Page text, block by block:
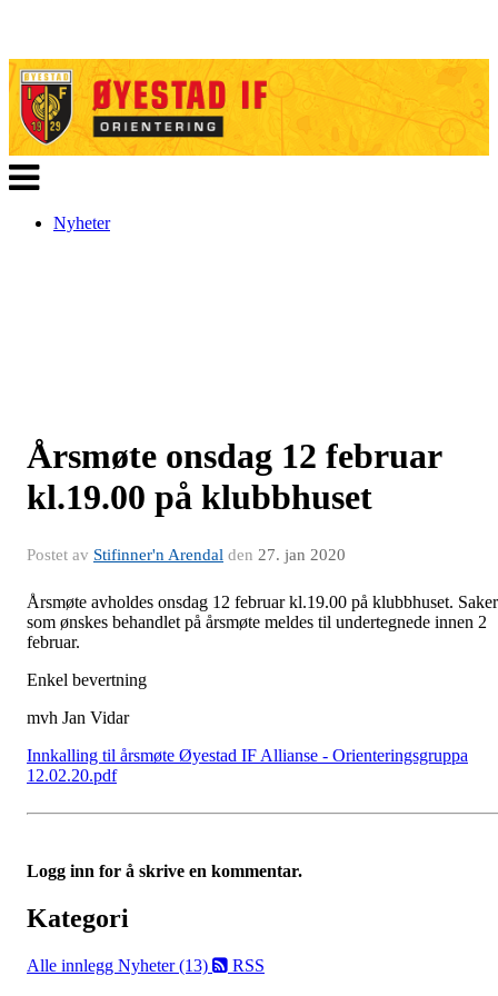
Veksle
navigasjon
Nyheter
Årsmøte onsdag 12 februar
kl.19.00 på klubbhuset
Postet av Stifinner'n Arendal den 27. jan 2020
Årsmøte avholdes onsdag 12 februar kl.19.00 på klubbhuset. Saker
som ønskes behandlet på årsmøte meldes til undertegnede innen 2
februar.
Enkel bevertning
mvh Jan Vidar
Innkalling til årsmøte Øyestad IF Allianse - Orienteringsgruppa
12.02.20.pdf
Logg inn for å skrive en kommentar.
Kategori
Alle innlegg Nyheter (13) RSS